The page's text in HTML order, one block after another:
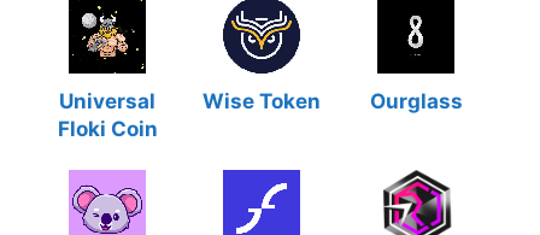
Universal
Floki Coin
Wise Token Ourglass